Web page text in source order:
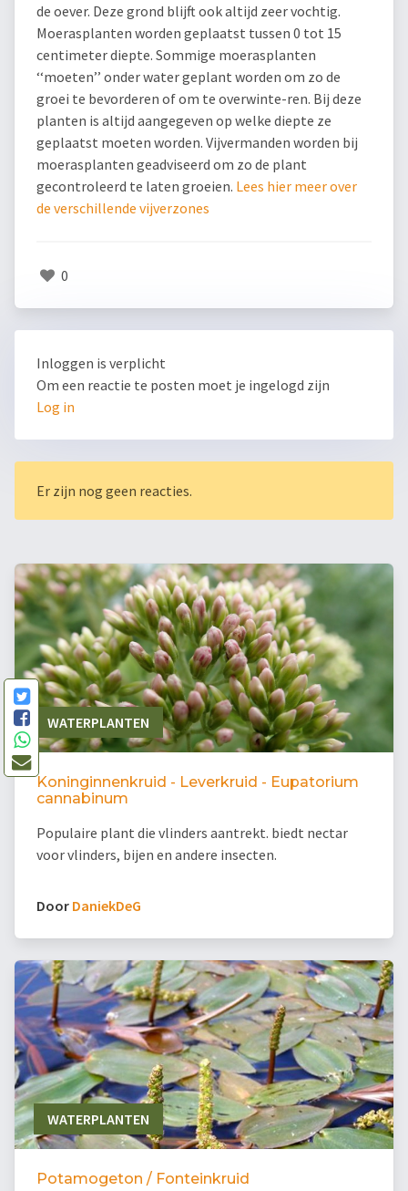
de oever. Deze grond blijft ook altijd zeer vochtig.
Moerasplanten worden geplaatst tussen 0 tot 15
centimeter diepte. Sommige moerasplanten
‘‘moeten’’ onder water geplant worden om zo de
groei te bevorderen of om te overwinte-ren. Bij deze
planten is altijd aangegeven op welke diepte ze
geplaatst moeten worden. Vijvermanden worden bij
moerasplanten geadviseerd om zo de plant
gecontroleerd te laten groeien. Lees hier meer over
de verschillende vijverzones
0
Inloggen is verplicht
Om een reactie te posten moet je ingelogd zijn
Log in
Er zijn nog geen reacties.
WATERPLANTEN
Koninginnenkruid - Leverkruid - Eupatorium
cannabinum
Populaire plant die vlinders aantrekt. biedt nectar
voor vlinders, bijen en andere insecten.
Door DaniekDeG
WATERPLANTEN
Potamogeton / Fonteinkruid